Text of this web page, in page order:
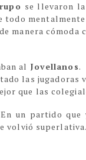
se llevaron la
manera cómoda
al Jovellanos.
las jugadoras
que las
un partido que
volvió superlativa.